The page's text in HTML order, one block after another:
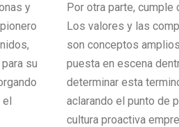
y
su
el
Por otra parte, cumple
Los valores y las
son conceptos
puesta en escena
determinar esta
aclarando el punto de
cultura proactiva